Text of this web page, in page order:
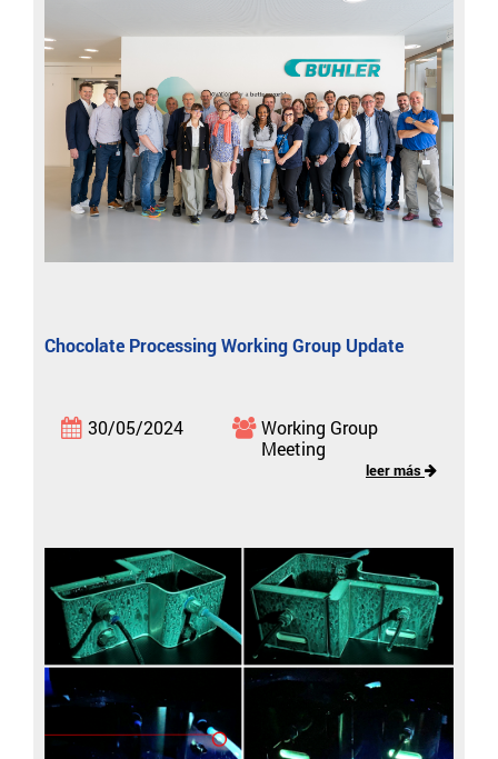
Chocolate Processing Working Group Update
30/05/2024
Working Group
Meeting
leer más